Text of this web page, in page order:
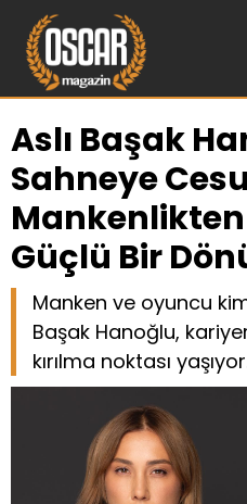
Aslı Başak
Sahneye
Güçlü Bir
Manken ve oyuncu
Başak Hanoğlu,
kırılma noktası